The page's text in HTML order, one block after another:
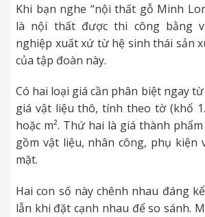
Khi bạn nghe “nội thất gỗ Minh
là nội thất được thi công bằng
nghiệp xuất xứ từ hệ sinh thái sản
của tập đoàn này.
Có hai loại giá cần phân biệt ngay
giá vật liệu thô, tính theo tờ (khổ
hoặc m². Thứ hai là giá thành
gồm vật liệu, nhân công, phụ kiện
mặt.
Hai con số này chênh nhau đáng
lẫn khi đặt cạnh nhau để so sánh.